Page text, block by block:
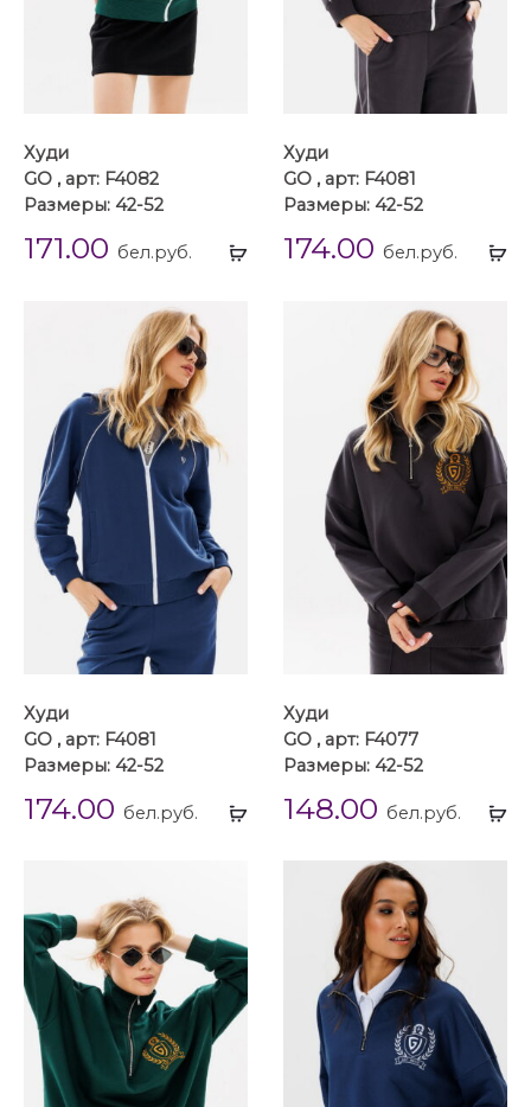
Выбрать
Худи
GO , арт: F4082
Размеры: 42-52
171.00 бел.руб.
Худи
GO , арт: F4081
Размеры: 42-52
174.00 бел.руб.
Выбрать
Худи
GO , арт: F4081
Размеры: 42-52
174.00 бел.руб.
Худи
GO , арт: F4077
Размеры: 42-52
148.00 бел.руб.